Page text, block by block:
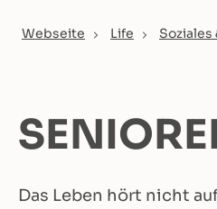
You are here:
Webseite Life Soziales
Das Leben hört nicht